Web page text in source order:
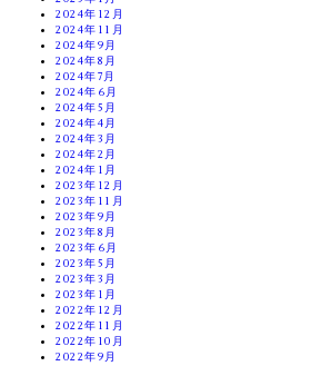
2024年12月
2024年11月
2024年9月
2024年8月
2024年7月
2024年6月
2024年5月
2024年4月
2024年3月
2024年2月
2024年1月
2023年12月
2023年11月
2023年9月
2023年8月
2023年6月
2023年5月
2023年3月
2023年1月
2022年12月
2022年11月
2022年10月
2022年9月